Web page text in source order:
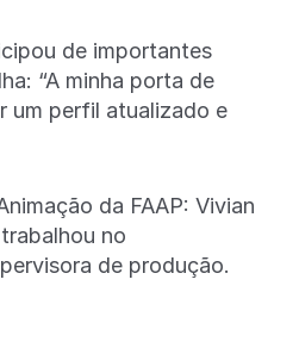
de importantes
“A minha porta de
um perfil atualizado e
da FAAP: Vivian
no
de produção.